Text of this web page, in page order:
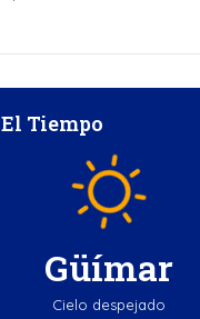
El Tiempo
Güímar
Cielo despejado